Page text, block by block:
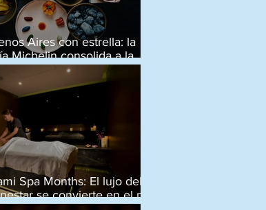
Aires con estrella: la
Michelin consolida a la
como capital
global
Spa Months: El lujo del
se convierte en el plan